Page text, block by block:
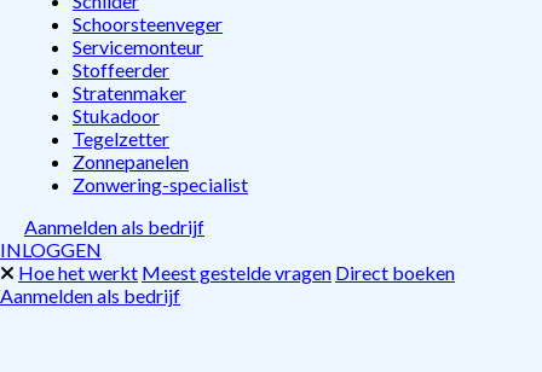
Schoorsteenveger
Servicemonteur
Stoffeerder
Stratenmaker
Stukadoor
Tegelzetter
Zonnepanelen
Zonwering-specialist
Aanmelden als bedrijf
INLOGGEN
Hoe het werkt Meest gestelde vragen Direct boeken
Aanmelden als bedrijf